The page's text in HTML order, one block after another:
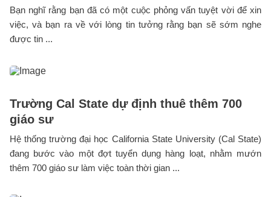
Bạn nghĩ rằng bạn đã có một cuộc phỏng vấn tuyệt vời để xin
việc, và bạn ra về với lòng tin tưởng rằng bạn sẽ sớm nghe
được tin ...
Trường Cal State dự định thuê thêm 700
giáo sư
Hệ thống trường đại học California State University (Cal State)
đang bước vào một đợt tuyển dụng hàng loạt, nhằm mướn
thêm 700 giáo sư làm việc toàn thời gian ...